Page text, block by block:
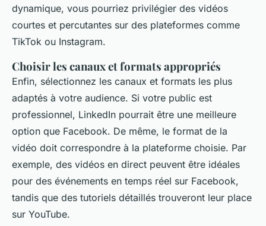
dynamique, vous pourriez privilégier des vidéos
courtes et percutantes sur des plateformes comme
TikTok ou Instagram.
Choisir les canaux et formats appropriés
Enfin, sélectionnez les canaux et formats les plus
adaptés à votre audience. Si votre public est
professionnel, LinkedIn pourrait être une meilleure
option que Facebook. De même, le format de la
vidéo doit correspondre à la plateforme choisie. Par
exemple, des vidéos en direct peuvent être idéales
pour des événements en temps réel sur Facebook,
tandis que des tutoriels détaillés trouveront leur place
sur YouTube.